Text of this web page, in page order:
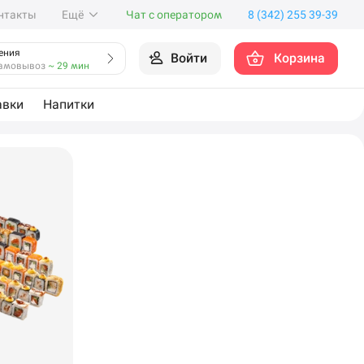
Ещё Чат с оператором 8 (342) 255 39-39
~ 29 мин Войти Корзина
Напитки